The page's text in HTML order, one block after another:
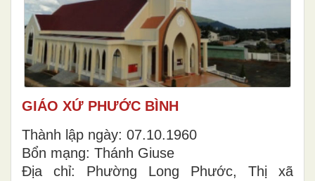
GIÁO XỨ PHƯỚC BÌNH
Thành lập ngày: 07.10.1960
Bổn mạng: Thánh Giuse
Địa chỉ: Phường Long Phước, Thị xã